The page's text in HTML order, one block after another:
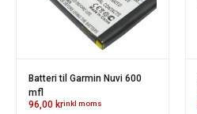
Batteri til Garmin Nuvi 600
mfl
96,00 krinkl moms